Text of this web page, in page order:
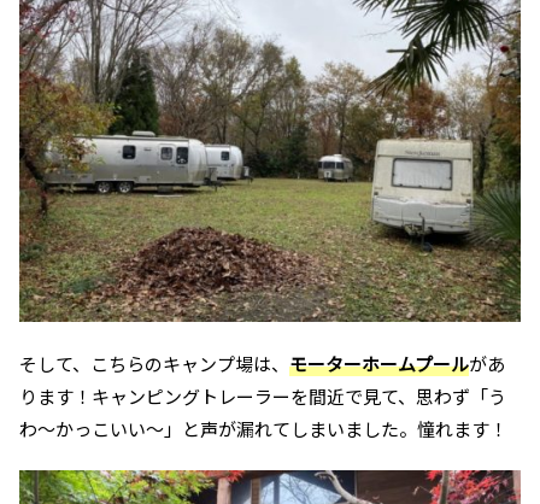
そして、こちらのキャンプ場は、 モーターホームプールがあ
ります！キャンピングトレーラーを間近で見て、思わず「う
わ～かっこいい～」と声が漏れてしまいました。憧れます！